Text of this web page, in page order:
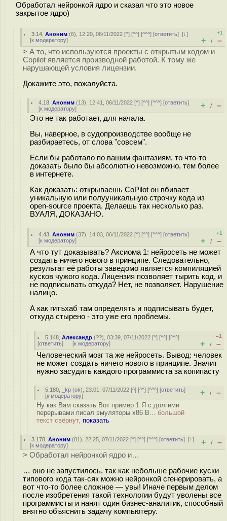
Обработал нейронкой ядро и сказал что это новое
закрытое ядро)
3.14 ,Аноним (6), 12:20, 06/11/2022 [^] [^^] [^^^] [ответить][↓]
[к модератору]
+1
+ / –
> А то, что используются проекты с открытым кодом и
Copilot является производной работой. К тому же
нарушающей условия лицензии.
Докажите это, пожалуйста.
4.18 ,Аноним (13), 12:41, 06/11/2022 [^] [^^] [^^^] [ответить]
[к модератору] + / –
Это не так работает, для начала.
Вы, наверное, в судопроизводстве вообще не
разбираетесь, от слова "совсем".
Если бы работало по вашим фантазиям, то что-то
доказать было бы абсолютно невозможно, тем более
в интернете.
Как доказать: открываешь CoPilot он вбивает
уникальную или полууникальную строчку кода из
open-source проекта. Делаешь так несколько раз.
ВУАЛЯ, ДОКАЗАНО.
4.43 ,Аноним (37), 14:03, 06/11/2022 [^] [^^] [^^^] [ответить]
[к модератору]
+1
+ / –
А что тут доказывать? Аксиома 1: нейросеть не может
создать ничего нового в принципе. Следовательно,
результат её работы заведомо является компиляцией
кусков чужого кода. Лицензия позволяет тырить код, и
не подписывать откуда? Нет, не позволяет. Нарушение
налицо.
А как гитъхаб там определять и подписывать будет,
откуда стырено - это уже его проблемы.
5.148 ,Александр (??), 03:39, 07/11/2022 [^] [^^] [^^^]
[ответить] [к модератору]
–1
+ / –
Человеческий мозг та же нейросеть. Вывод: человек
не может создать ничего нового в принципе. Значит
нужно засудить каждого программиста за копипасту
5.180 _kp (ok), 23:01, 07/11/2022 [^] [^^] [^^^] [ответить]
[к модератору] + / –
Ну как Вам сказать Вот пример 1 Я с долгими
перерывами писал эмуляторы x86 В... большой
текст свёрнут, показать
3.178 ,Аноним (81), 22:25, 07/11/2022 [^] [^^] [^^^] [ответить][↑]
[к модератору] + / –
> Обработал нейронкой ядро и…
… оно не запустилось, так как небольше рабочие куски
типового кода так-сяк можно нейронкой сгенерировать, а
вот что-то более сложное — увы! Иначе первым делом
после изобретения такой технологии будут уволены все
программисты и нанят один бизнес-аналитик, способный
внятно объяснить задачу компьютеру.